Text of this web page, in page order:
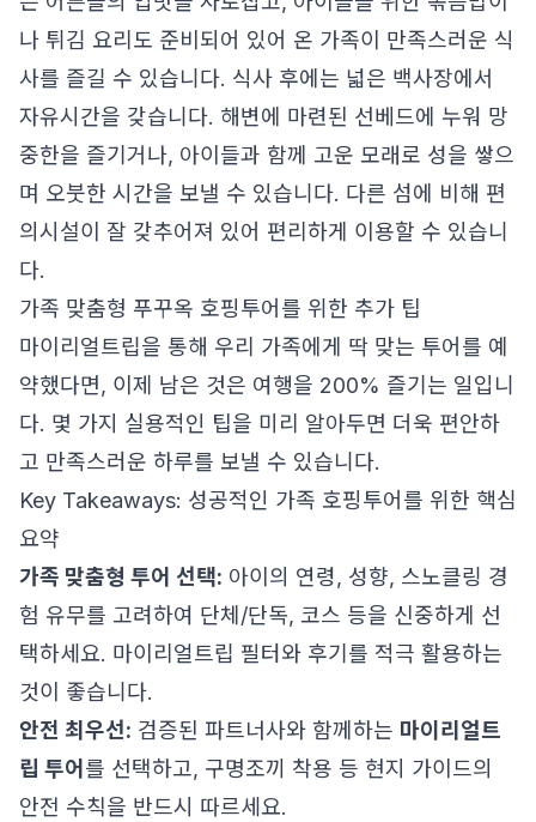
나 튀김 요리도 준비되어 있어 온 가족이 만족스러운 식
사를 즐길 수 있습니다. 식사 후에는 넓은 백사장에서
자유시간을 갖습니다. 해변에 마련된 선베드에 누워 망
중한을 즐기거나, 아이들과 함께 고운 모래로 성을 쌓으
며 오붓한 시간을 보낼 수 있습니다. 다른 섬에 비해 편
의시설이 잘 갖추어져 있어 편리하게 이용할 수 있습니
다.
가족 맞춤형 푸꾸옥 호핑투어를 위한 추가 팁
마이리얼트립을 통해 우리 가족에게 딱 맞는 투어를 예
약했다면, 이제 남은 것은 여행을 200% 즐기는 일입니
다. 몇 가지 실용적인 팁을 미리 알아두면 더욱 편안하
고 만족스러운 하루를 보낼 수 있습니다.
Key Takeaways: 성공적인 가족 호핑투어를 위한 핵심
요약
가족 맞춤형 투어 선택: 아이의 연령, 성향, 스노클링 경
험 유무를 고려하여 단체/단독, 코스 등을 신중하게 선
택하세요. 마이리얼트립 필터와 후기를 적극 활용하는
것이 좋습니다.
안전 최우선: 검증된 파트너사와 함께하는 마이리얼트
립 투어 를 선택하고, 구명조끼 착용 등 현지 가이드의
안전 수칙을 반드시 따르세요.